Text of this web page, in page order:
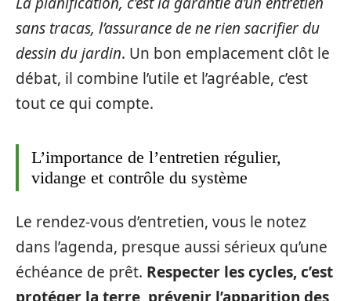
sans tracas, l’assurance de ne rien sacrifier du
dessin du jardin. Un bon emplacement clôt le
débat, il combine l’utile et l’agréable, c’est
tout ce qui compte.
L’importance de l’entretien régulier,
vidange et contrôle du système
Le rendez-vous d’entretien, vous le notez
dans l’agenda, presque aussi sérieux qu’une
échéance de prêt. Respecter les cycles, c’est
protéger la terre, prévenir l’apparition des